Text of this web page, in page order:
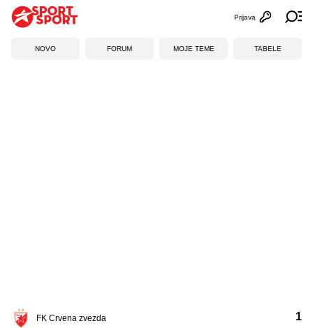
Otvori
Prijava
NOVO FORUM MOJE TEME TABELE
FK Crvena zvezda 1